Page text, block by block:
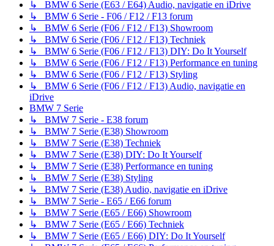
↳ BMW 6 Serie (E63 / E64) Audio, navigatie en iDrive
↳ BMW 6 Serie - F06 / F12 / F13 forum
↳ BMW 6 Serie (F06 / F12 / F13) Showroom
↳ BMW 6 Serie (F06 / F12 / F13) Techniek
↳ BMW 6 Serie (F06 / F12 / F13) DIY: Do It Yourself
↳ BMW 6 Serie (F06 / F12 / F13) Performance en tuning
↳ BMW 6 Serie (F06 / F12 / F13) Styling
↳ BMW 6 Serie (F06 / F12 / F13) Audio, navigatie en
iDrive
BMW 7 Serie
↳ BMW 7 Serie - E38 forum
↳ BMW 7 Serie (E38) Showroom
↳ BMW 7 Serie (E38) Techniek
↳ BMW 7 Serie (E38) DIY: Do It Yourself
↳ BMW 7 Serie (E38) Performance en tuning
↳ BMW 7 Serie (E38) Styling
↳ BMW 7 Serie (E38) Audio, navigatie en iDrive
↳ BMW 7 Serie - E65 / E66 forum
↳ BMW 7 Serie (E65 / E66) Showroom
↳ BMW 7 Serie (E65 / E66) Techniek
↳ BMW 7 Serie (E65 / E66) DIY: Do It Yourself